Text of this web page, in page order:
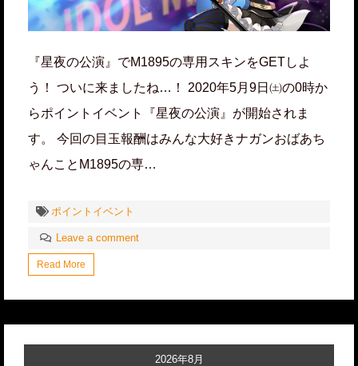
『星夜の公演』でM1895の専用スキンをGETしよ
う！ ついに来ましたね…！ 2020年5月9日㈯の0時か
らポイントイベント『星夜の公演』が開始されま
す。 今回の目玉報酬はみんな大好きナガンおばあち
ゃんことM1895の専…
ポイントイベント
Leave a comment
Read More
2026年8月